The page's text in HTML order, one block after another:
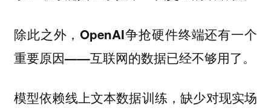
除此之外，OpenAI争抢硬件终端还有一个
重要原因——互联网的数据已经不够用了。
模型依赖线上文本数据训练，缺少对现实场